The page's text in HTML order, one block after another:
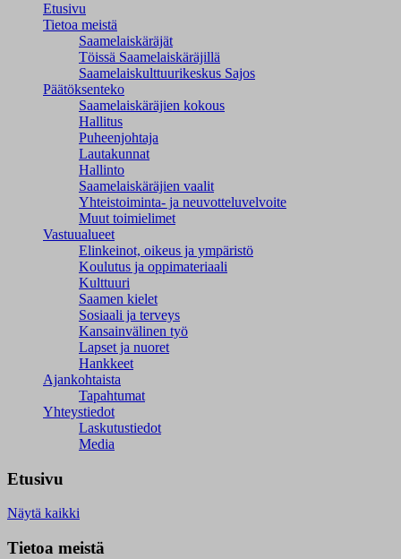
Etusivu
Tietoa meistä
Saamelaiskäräjät
Töissä Saamelaiskäräjillä
Saamelaiskulttuuri­keskus Sajos
Päätöksenteko
Saamelaiskäräjien kokous
Hallitus
Puheenjohtaja
Lautakunnat
Hallinto
Saamelaiskäräjien vaalit
Yhteistoiminta- ja neuvotteluvelvoite
Muut toimielimet
Vastuualueet
Elinkeinot, oikeus ja ympäristö
Koulutus ja oppimateriaali
Kulttuuri
Saamen kielet
Sosiaali ja terveys
Kansainvälinen työ
Lapset ja nuoret
Hankkeet
Ajankohtaista
Tapahtumat
Yhteystiedot
Laskutustiedot
Media
Etusivu
Näytä kaikki
Tietoa meistä